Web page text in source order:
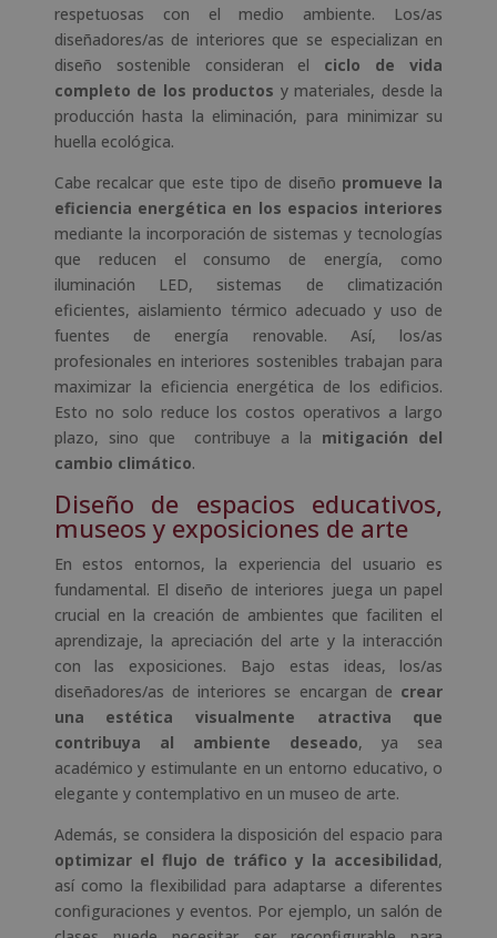
respetuosas con el medio ambiente. Los/as
diseñadores/as de interiores que se especializan en
diseño sostenible consideran el ciclo de vida
completo de los productos y materiales, desde la
producción hasta la eliminación, para minimizar su
huella ecológica.
Cabe recalcar que este tipo de diseño promueve la
eficiencia energética en los espacios interiores
mediante la incorporación de sistemas y tecnologías
que reducen el consumo de energía, como
iluminación LED, sistemas de climatización
eficientes, aislamiento térmico adecuado y uso de
fuentes de energía renovable. Así, los/as
profesionales en interiores sostenibles trabajan para
maximizar la eficiencia energética de los edificios.
Esto no solo reduce los costos operativos a largo
plazo, sino que contribuye a la mitigación del
cambio climático.
Diseño de espacios educativos,
museos y exposiciones de arte
En estos entornos, la experiencia del usuario es
fundamental. El diseño de interiores juega un papel
crucial en la creación de ambientes que faciliten el
aprendizaje, la apreciación del arte y la interacción
con las exposiciones. Bajo estas ideas, los/as
diseñadores/as de interiores se encargan de crear
una estética visualmente atractiva que
contribuya al ambiente deseado, ya sea
académico y estimulante en un entorno educativo, o
elegante y contemplativo en un museo de arte.
Además, se considera la disposición del espacio para
optimizar el flujo de tráfico y la accesibilidad,
así como la flexibilidad para adaptarse a diferentes
configuraciones y eventos. Por ejemplo, un salón de